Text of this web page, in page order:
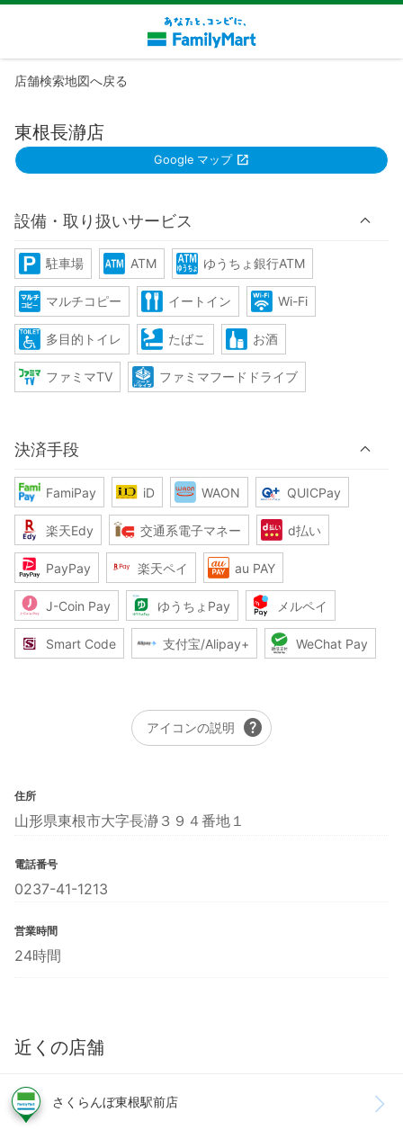
店舗検索地図へ戻る
東根長瀞店
Google マップ
設備・取り扱いサービス
駐車場 ATM ゆうちょ銀行ATM
マルチコピー イートイン Wi-Fi
多目的トイレ たばこ お酒
ファミマTV ファミマフードドライブ
決済手段
FamiPay iD WAON QUICPay
楽天Edy 交通系電子マネー d払い
PayPay 楽天ペイ au PAY
J-Coin Pay ゆうちょPay メルペイ
Smart Code 支付宝/Alipay+ WeChat Pay
アイコンの説明 help
住所
山形県東根市大字長瀞３９４番地１
電話番号
0237-41-1213
営業時間
24時間
近くの店舗
さくらんぼ東根駅前店